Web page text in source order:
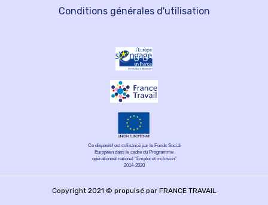
Conditions générales d'utilisation
Ce dispositif est cofinancé par le Fonds Social
Européen dans le cadre du Programme
opérationnel national "Emploi et inclusion"
2014-2020
Copyright 2021 © propulsé par FRANCE TRAVAIL